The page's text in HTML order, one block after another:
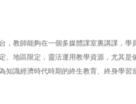
，教師能夠在一個多媒體課室裏講課，學
、地區限定，靈活運用教學資源，尤其是
知識經濟時代時期的終生教育、終身學習